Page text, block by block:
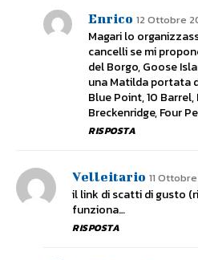
Enrico 12 Ottobre
Magari lo
cancelli se mi
del Borgo, Goose
una Matilda portata
Blue Point, 10
Breckenridge, Four
RISPOSTA
Velleitario 11
il link di scatti di gusto
funziona…
RISPOSTA